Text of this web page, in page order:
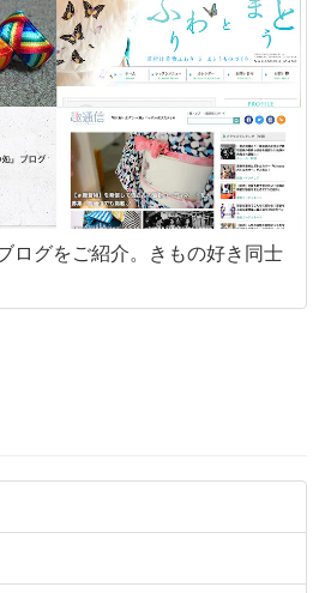
ログをご紹介。きもの好き同士